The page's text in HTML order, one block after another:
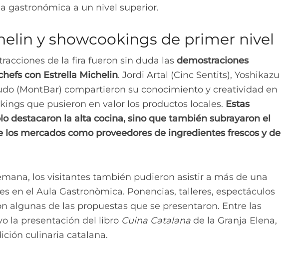
gastronómica a un nivel superior.
y showcookings de primer nivel
de la fira fueron sin duda las demostraciones
con Estrella Michelin. Jordi Artal (Cinc Sentits), Yoshikazu
(MontBar) compartieron su conocimiento y creatividad en
que pusieron en valor los productos locales. Estas
destacaron la alta cocina, sino que también subrayaron el
mercados como proveedores de ingredientes frescos y de
los visitantes también pudieron asistir a más de una
en el Aula Gastronòmica. Ponencias, talleres, espectáculos
algunas de las propuestas que se presentaron. Entre las
la presentación del libro Cuina Catalana de la Granja Elena,
culinaria catalana.